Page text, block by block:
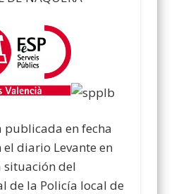
publicada en fecha
diario Levante en
situación del
de la Policía local de